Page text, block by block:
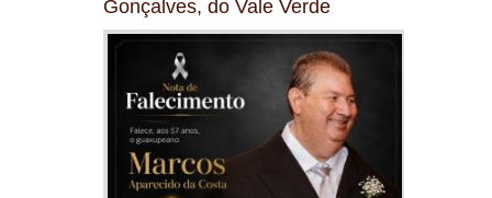
Gonçalves, do Vale Verde